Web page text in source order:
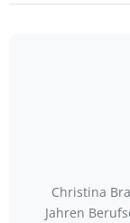
Christina
Jahren